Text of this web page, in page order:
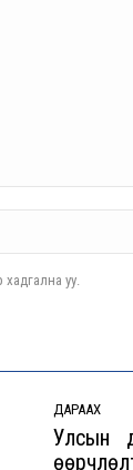
уу.
ДАРААХ
Next
Улсын